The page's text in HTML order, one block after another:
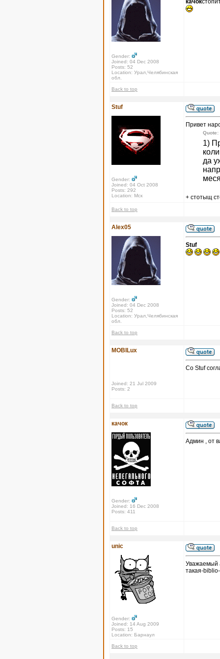
Gender:
Joined: 04 Dec 2008
Posts: 52
Location: Урал,Челябинская
обл.
качок
Back to top
Stuf
Gender:
Joined: 04 Oct 2008
Posts: 292
Location: Мск
Привет
Quote:
1)
да
+ стотыщ
Back to top
Alex05
Gender:
Joined: 04 Dec 2008
Posts: 52
Location: Урал,Челябинская
обл.
Stuf
Back to top
MOBILux
Joined: 21 Jul 2009
Posts: 2
Со Stuf
Back to top
качок
Gender:
Joined: 16 Dec 2008
Posts: 411
Админ , от
Back to top
unic
Gender:
Joined: 14 Aug 2009
Posts: 15
Location: Барнаул
Уважаемый
такая-
Back to top